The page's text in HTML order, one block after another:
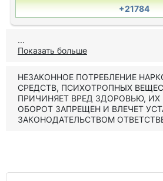
+21784
...
Показать больше
НЕЗАКОННОЕ ПОТРЕБЛЕНИЕ
СРЕДСТВ, ПСИХОТРОПНЫХ
ПРИЧИНЯЕТ ВРЕД ЗДОРОВЬЮ,
ОБОРОТ ЗАПРЕЩЕН И ВЛЕЧЕТ
ЗАКОНОДАТЕЛЬСТВОМ